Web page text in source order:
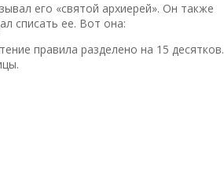
его «святой архиерей». Он также
списать ее. Вот она:
правила разделено на 15 десятков.